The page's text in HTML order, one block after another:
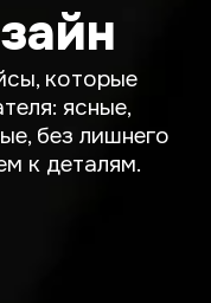
которые
ясные,
без лишнего
к деталям.